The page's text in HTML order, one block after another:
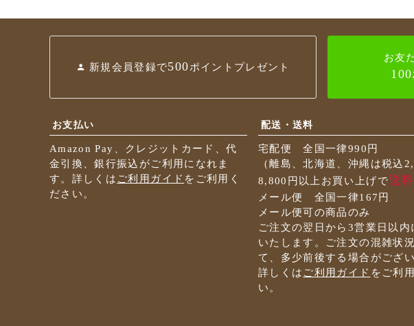
新規会員登録で500ポイントプレゼント
お友
お支払い
Amazon Pay、クレジットカード、代
金引換、銀行振込がご利用になれま
す。詳しくは ご利用ガイド をご利用く
ださい。
配送・送料
宅配便 全国一律990円
（離島、北海道、沖縄は税込
8,800円以上お買い上げで送
メール便 全国一律167円
メール便可の商品のみ
ご注文の翌日から3営業日以内
いたします。ご注文の混雑状
て、多少前後する場合がござい
詳しくは ご利用ガイド をご利
い。